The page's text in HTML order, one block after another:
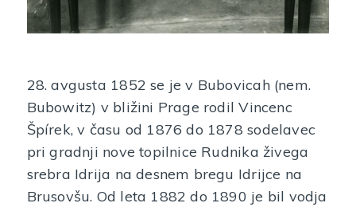
28. avgusta 1852 se je v Bubovicah (nem.
Bubowitz) v bližini Prage rodil Vincenc
Špírek, v času od 1876 do 1878 sodelavec
pri gradnji nove topilnice Rudnika živega
srebra Idrija na desnem bregu Idrijce na
Brusovšu. Od leta 1882 do 1890 je bil vodja